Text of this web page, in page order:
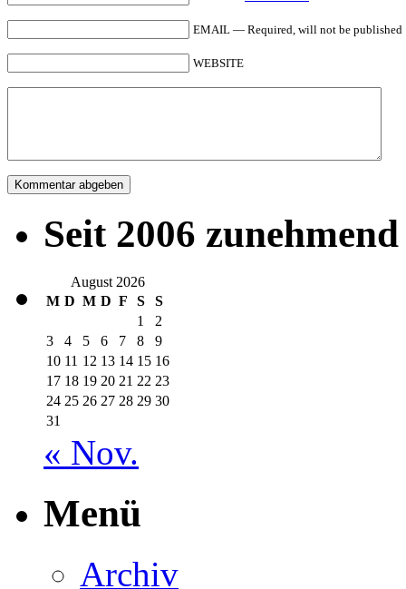
EMAIL — Required, will not be published
WEBSITE
Seit 2006
August 2026
M D M D F S
S
1
2
3
4 5 6 7 8
9
10 11 12 13 14 15 16
17 18 19 20 21 22 23
24 25 26 27 28 29 30
31
« Nov.
Menü
Archiv